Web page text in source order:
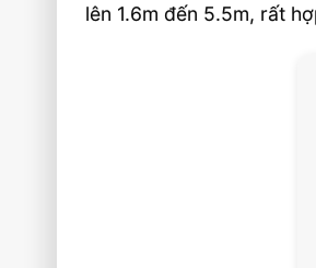
lên 1.6m đến 5.5m, rất